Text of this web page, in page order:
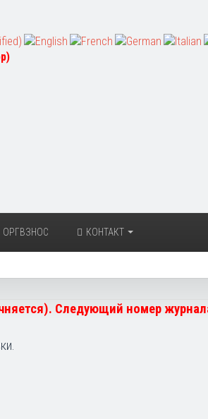
ОРГВЗНОС КОНТАКТ
Следующий номер